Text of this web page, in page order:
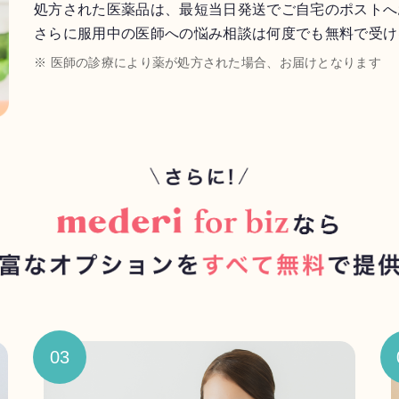
処方された医薬品は、最短当日発送でご自宅のポスト
さらに服用中の医師への悩み相談は何度でも無料で受
※ 医師の診療により薬が処方された場合、お届けとなります
03